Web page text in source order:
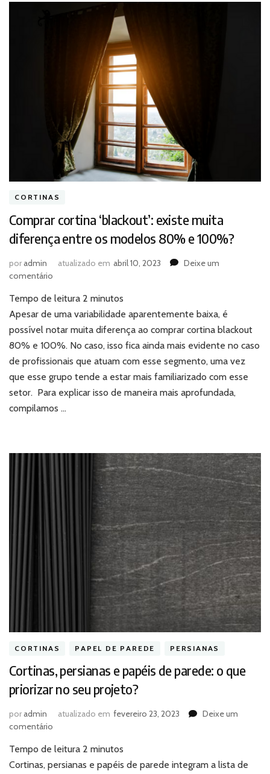
CORTINAS
Comprar cortina ‘blackout’: existe muita
diferença entre os modelos 80% e 100%?
poradmin atualizado em abril 10, 2023
Deixe um
comentário
cortina
‘blackout’:
existe
diferença
entre
os
modelos
80%
e
Tempo de leitura 2 minutos
Apesar de uma variabilidade aparentemente baixa, é
possível notar muita diferença ao comprar cortina blackout
80% e 100%. No caso, isso fica ainda mais evidente no caso
de profissionais que atuam com esse segmento, uma vez
que esse grupo tende a estar mais familiarizado com esse
setor. Para explicar isso de maneira mais aprofundada,
compilamos …
CORTINAS PAPEL DE PAREDE PERSIANAS
Cortinas, persianas e papéis de parede: o que
priorizar no seu projeto?
poradmin atualizado em fevereiro 23, 2023
Deixe um
comentário
persianas
e
Tempo de leitura 2 minutos
Cortinas, persianas e papéis de parede integram a lista de